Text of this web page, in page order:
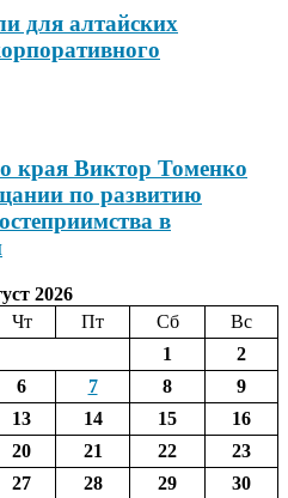
для алтайских
края Виктор Томенко
по развитию
в
2026
Чт Пт Сб
Вс
1
2
6 7 8
9
13 14 15
16
20 21 22
23
27 28 29
30